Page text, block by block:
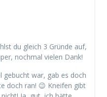
du gleich 3 Gründe auf,
nochmal vielen Dank!
gebucht war, gab es doch
doch ran! 😉 Kneifen gibt